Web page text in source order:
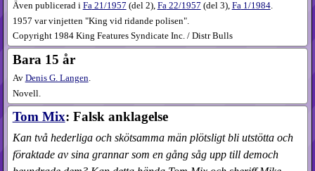
Även publicerad i Fa21​/1957 (del 2), Fa22​/1957 (del 3), Fa1​/1984.
1957 var vinjetten "King vid ridande polisen".
Copyright 1984 King Features Syndicate Inc. / Distr Bulls
Bara 15 år
Av Denis G. Langen.
Novell.
Tom Mix: Falsk anklagelse
Kan två hederliga och skötsamma män plötsligt bli utstötta och
föraktade av sina grannar som en gång såg upp till democh